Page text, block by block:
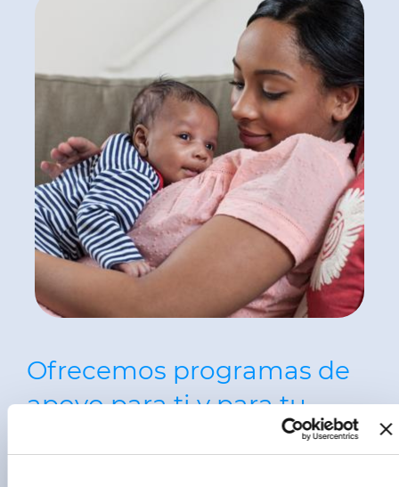
Ofrecemos programas de
apoyo para ti y para tu